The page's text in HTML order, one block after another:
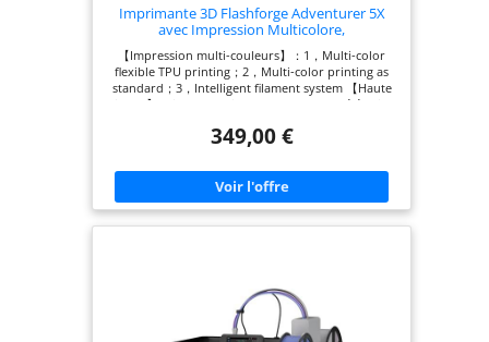
Imprimante 3D Flashforge Adventurer 5X
avec Impression Multicolore,
Personnalisation avec IFS, Imprimante 3D
AD5X Multi-matériaux/Nivellement
Entièrement Automatique, Vitesse
Maximale : 600 mm/s
【Impression multi-couleurs】：1，Multi-color
flexible TPU printing；2，Multi-color printing as
standard；3，Intelligent filament system 【Haute
vitesse】 :Vitesse maximale : 600mm/s,Accélération
integrated design；2，Intuitive touchscreen
Structure CoreXY entièrement métallique；2，
Recharge automatique de 4kg de filament；3，
Impression douce et continue 【Meilleur choix
stop solutionfor effortless, efficient, unattended
multi-color printing. Volume de construction：
220*220*220mm
349,00 €